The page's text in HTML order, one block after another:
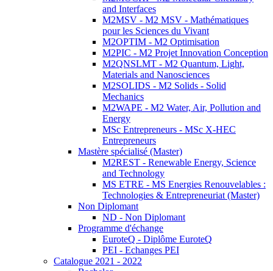
and Interfaces
M2MSV - M2 MSV - Mathématiques
pour les Sciences du Vivant
M2OPTIM - M2 Optimisation
M2PIC - M2 Projet Innovation Conception
M2QNSLMT - M2 Quantum, Light,
Materials and Nanosciences
M2SOLIDS - M2 Solids - Solid
Mechanics
M2WAPE - M2 Water, Air, Pollution and
Energy
MSc Entrepreneurs - MSc X-HEC
Entrepreneurs
Mastère spécialisé (Master)
M2REST - Renewable Energy, Science
and Technology
MS ETRE - MS Energies Renouvelables :
Technologies & Entrepreneuriat (Master)
Non Diplomant
ND - Non Diplomant
Programme d'échange
EuroteQ - Diplôme EuroteQ
PEI - Echanges PEI
Catalogue 2021 - 2022